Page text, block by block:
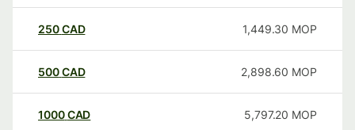
250CAD 1,449.30 MOP
500CAD 2,898.60 MOP
1000CAD 5,797.20 MOP